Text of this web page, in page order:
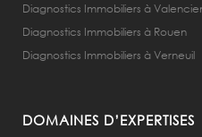
Diagnostics Immobiliers à
Diagnostics Immobiliers à Rouen
Diagnostics Immobiliers à Verneuil
DOMAINES D’EXPERTISES